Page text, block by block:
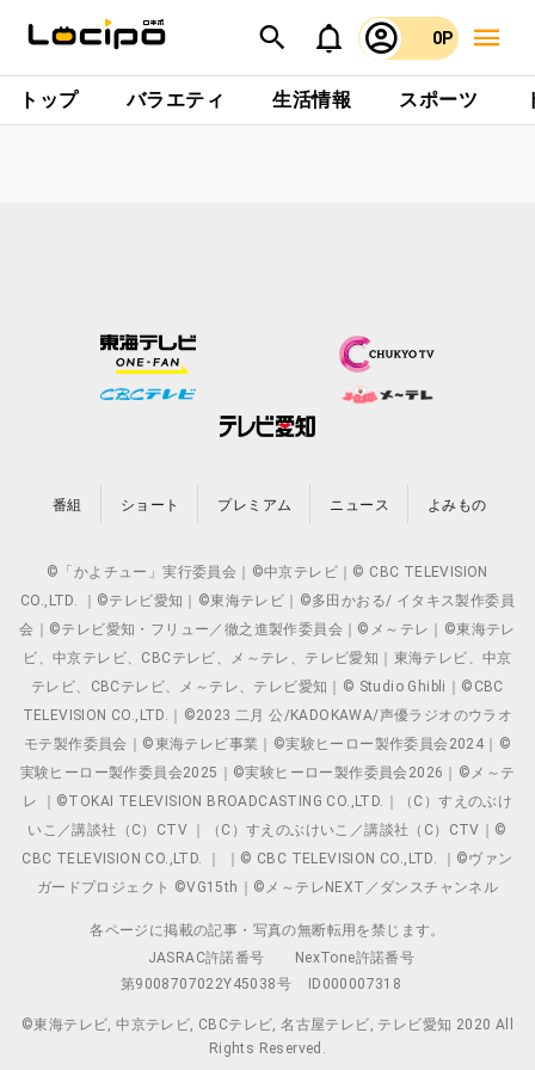
0P
トップ バラエティ 生活情報 スポーツ
番組 ショート プレミアム ニュース よみもの
©「かよチュー」実行委員会｜©中京テレビ｜© CBC TELEVISION
CO.,LTD. ｜©テレビ愛知｜©東海テレビ｜©多田かおる/ イタキス製作委員
会｜©テレビ愛知・フリュー／徹之進製作委員会｜©メ～テレ｜©東海テレ
ビ、中京テレビ、CBCテレビ、メ～テレ、テレビ愛知｜東海テレビ、中京
テレビ、CBCテレビ、メ～テレ、テレビ愛知｜© Studio Ghibli｜©CBC
TELEVISION CO.,LTD.｜©2023 二月 公/KADOKAWA/声優ラジオのウラオ
モテ製作委員会｜©東海テレビ事業｜©実験ヒーロー製作委員会2024｜©
実験ヒーロー製作委員会2025｜©実験ヒーロー製作委員会2026｜©メ～テ
レ ｜©TOKAI TELEVISION BROADCASTING CO.,LTD.｜（C）すえのぶけ
いこ／講談社（C）CTV ｜（C）すえのぶけいこ／講談社（C）CTV｜©
CBC TELEVISION CO.,LTD. ｜ ｜© CBC TELEVISION CO.,LTD. ｜©ヴァン
ガードプロジェクト ©VG15th｜©メ～テレNEXT／ダンスチャンネル
各ページに掲載の記事・写真の無断転用を禁じます。
JASRAC許諾番号
NexTone許諾番号
第9008707022Y45038号
ID000007318
©東海テレビ, 中京テレビ, CBCテレビ, 名古屋テレビ, テレビ愛知 2020 All
Rights Reserved.